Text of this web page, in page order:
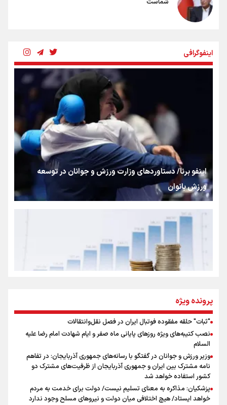
شماست
بنزین؛ تدبیری برای حفظ امنیت انرژی
«هورامان»؛ میراثی که جهان را شیفته کرد
شکستگیِ بزرگ؛ روایتِ یک استخوان، یک نسل، یک توهم!
رسانه ملی و حق مردم برای شنیدن صدای رئیس‌جمهوری
روایت ایران از کنار مردم
جمله‌ای که بغض چهارماهه را شکست؛ «آهای مردم، آقا از
تهران رفتند»
سه حسرتی که به دلم ماند
اینفوگرافی
اینفو برنا/ دستاوردهای وزارت ورزش و جوانان در توسعه
ورزش بانوان
اینفو برنا/ میزان مالیات بر ارزش افزوده چقدر است؟
پرونده ویژه
"ثبات" حلقه مفقوده فوتبال ایران در فصل نقل‌وانتقالات
نصب کتیبه‌های ویژه روزهای پایانی ماه صفر و ایام شهادت امام رضا علیه
السلام
وزیر ورزش و جوانان در گفتگو با رسانه‌های جمهوری آذربایجان: در تفاهم
نامه مشترک بین ایران و جمهوری آذربایجان از ظرفیت‌های مشترک دو
کشور استفاده خواهد شد
پزشکیان: مذاکره به معنای تسلیم نیست/ دولت برای خدمت به مردم
خواهد ایستاد/ هیچ اختلافی میان دولت و نیروهای مسلح وجود ندارد